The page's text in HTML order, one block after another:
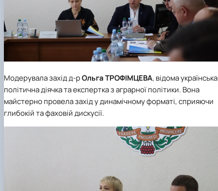
Модерувала захід д-рОльгаТРОФІМЦЕВА, відома українська
політична діячка та експертка з аграрної політики. Вона
майстерно провела захід у динамічному форматі, сприяючи
глибокій та фаховій дискусії.